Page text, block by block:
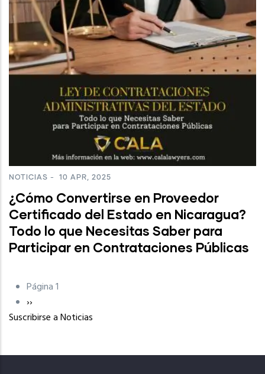
NOTICIAS - 10 APR, 2025
¿Cómo Convertirse en Proveedor
Certificado del Estado en Nicaragua?
Todo lo que Necesitas Saber para
Participar en Contrataciones Públicas
Paginación
Página 1
Siguiente
página
››
Suscribirse a Noticias